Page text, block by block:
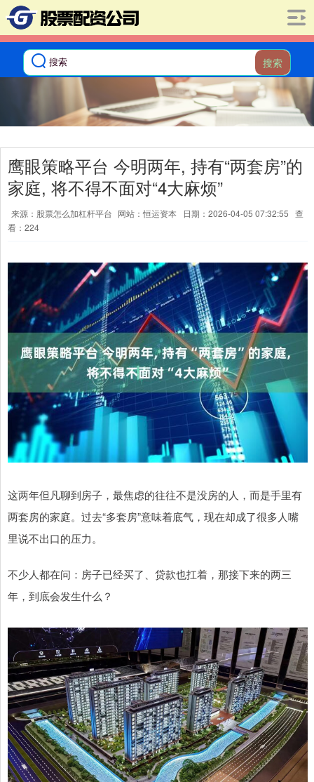
搜索
鹰眼策略平台 今明两年, 持有“两套房”的
家庭, 将不得不面对“4大麻烦”
来源：股票怎么加杠杆平台 网站：恒运资本 日期：2026-04-05 07:32:55 查
看：224
这两年但凡聊到房子，最焦虑的往往不是没房的人，而是手里有
两套房的家庭。过去“多套房”意味着底气，现在却成了很多人嘴
里说不出口的压力。
不少人都在问：房子已经买了、贷款也扛着，那接下来的两三
年，到底会发生什么？